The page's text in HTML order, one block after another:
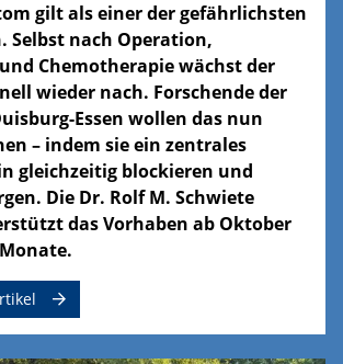
gilt als einer der gefährlichsten
Selbst nach Operation,
Chemotherapie wächst der
wieder nach. Forschende der
Essen wollen das nun
– indem sie ein zentrales
gleichzeitig blockieren und
Die Dr. Rolf M. Schwiete
das Vorhaben ab Oktober